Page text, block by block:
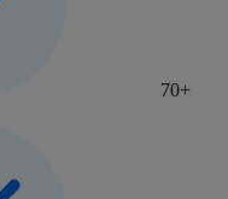
70+